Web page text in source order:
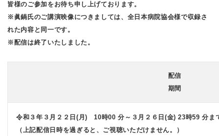
皆様のご参加をお待ち申し上げております。
※眞鍋氏のご講演映像につきましては、全日本病院協会様で収録さ
れた内容と同一です。
※配信は終了いたしました。
配信
期間
令和３年３月２２日(月) 10時00 分～３月２６日(金) 23時59 分ま
（上記配信日時を過ぎると、ご視聴いただけません。）